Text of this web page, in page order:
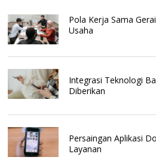
Pola Kerja Sama
Usaha
Integrasi Teknologi
Diberikan
Persaingan Aplikasi
Layanan